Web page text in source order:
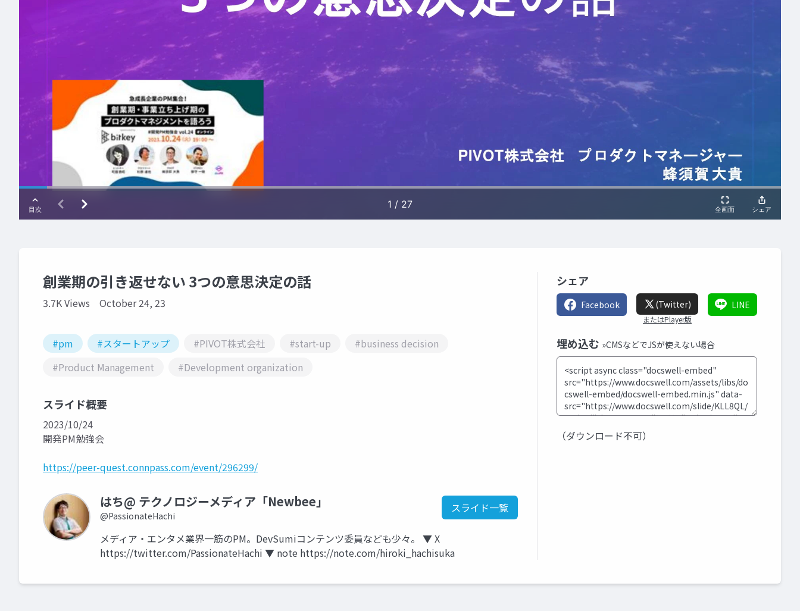
創業期の引き返せない 3つの意思決定の話
3.7K Views October 24, 23
#pm #スタートアップ #PIVOT株式会社 #start-up
#business decision
#Product Management
#Development organization
スライド概要
2023/10/24
開発PM勉強会
https://peer-quest.connpass.com/event/296299/
はち@ テクノロジーメディア「Newbee」
@PassionateHachi
スライド一覧
メディア・エンタメ業界一筋のPM。DevSumiコンテンツ委員なども少々。 ▼ X
https://twitter.com/PassionateHachi ▼ note https://note.com/hiroki_hachisuka
シェア
Facebook (Twitter)
またはPlayer版
LINE
埋め込む »CMSなどでJSが使えない場合
（ダウンロード不可）